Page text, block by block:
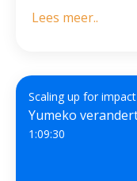
Lees meer..
Scaling up for impact
1:09:30